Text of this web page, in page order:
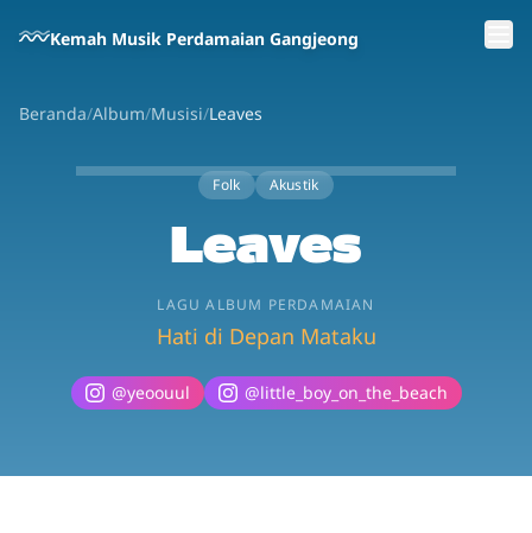
Kemah Musik Perdamaian Gangjeong
Beranda/Album/Musisi/Leaves
Folk Akustik
Leaves
LAGU ALBUM PERDAMAIAN
Hati di Depan Mataku
@yeoouul @little_boy_on_the_beach